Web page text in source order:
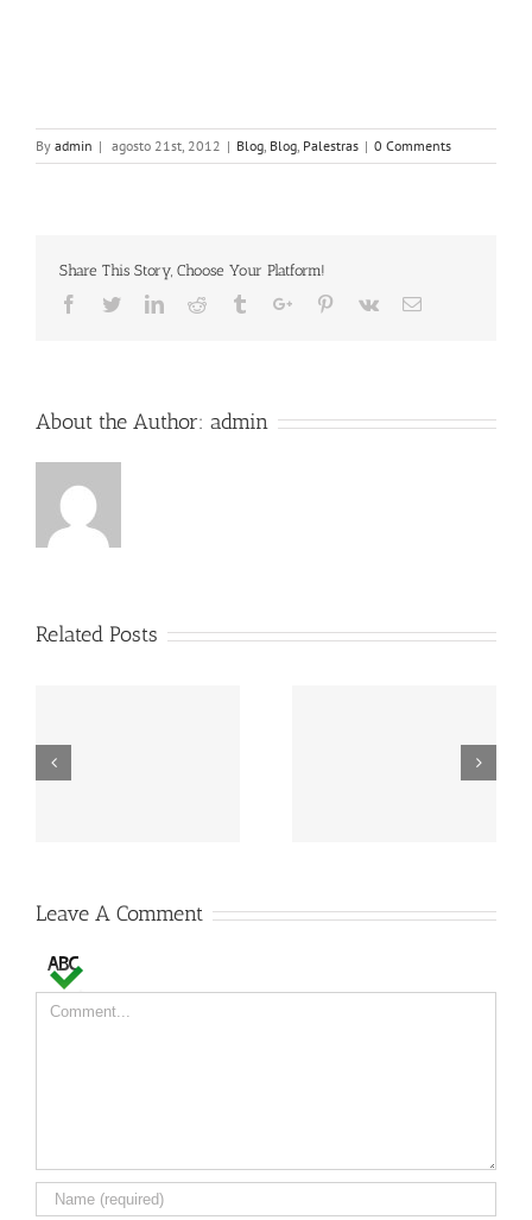
By admin | agosto 21st, 2012 | Blog, Blog, Palestras | 0 Comments
Share This Story, Choose Your Platform!
Facebook
TwitterLinkedinReddit TumblrGoogle+Pinterest
Vk Email
About the Author: admin
Related Posts
FAO: produção mundial
Leave A Comment
Comment